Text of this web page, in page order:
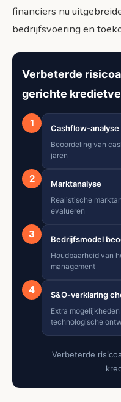
financiers nu
bedrijfsvoering en
Verbeterde
gerichte
1 Cashflow-analyse
Beoordeling van
jaren
2 Marktanalyse
Realistische
evalueren
3 Bedrijfsmodel
Houdbaarheid van
management
4 S&O-verklaring
Extra
technologische
Verbeterde